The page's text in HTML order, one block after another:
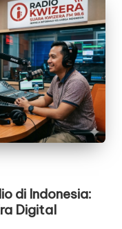
di Indonesia:
Digital